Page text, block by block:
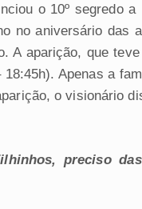
o 10º segredo a
no aniversário das
A aparição, que
Apenas a
o visionário
preciso